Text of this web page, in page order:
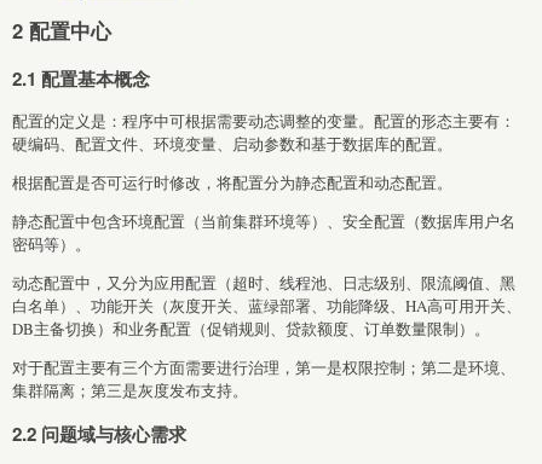
2 配置中心
2.1 配置基本概念
配置的定义是：程序中可根据需要动态调整的变量。配置的形态主要有：
硬编码、配置文件、环境变量、启动参数和基于数据库的配置。
根据配置是否可运行时修改，将配置分为静态配置和动态配置。
静态配置中包含环境配置（当前集群环境等）、安全配置（数据库用户名
密码等）。
动态配置中，又分为应用配置（超时、线程池、日志级别、限流阈值、黑
白名单）、功能开关（灰度开关、蓝绿部署、功能降级、HA高可用开关、
DB主备切换）和业务配置（促销规则、贷款额度、订单数量限制）。
对于配置主要有三个方面需要进行治理，第一是权限控制；第二是环境、
集群隔离；第三是灰度发布支持。
2.2 问题域与核心需求